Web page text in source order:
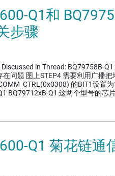
Q1和
步骤
in Thread: BQ79758B-
问题 图上STEP4 需要利用广播
的BIT1设置
BQ79712xB-Q1 这两个型号的芯
Q1 菊花链通